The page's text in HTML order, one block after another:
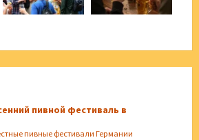
пивной фестиваль в
пивные фестивали Германии